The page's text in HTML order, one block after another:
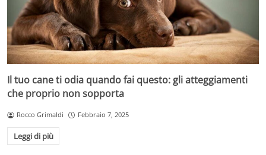
Il tuo cane ti odia quando fai questo: gli atteggiamenti
che proprio non sopporta
Rocco Grimaldi Febbraio 7, 2025
Leggi di più